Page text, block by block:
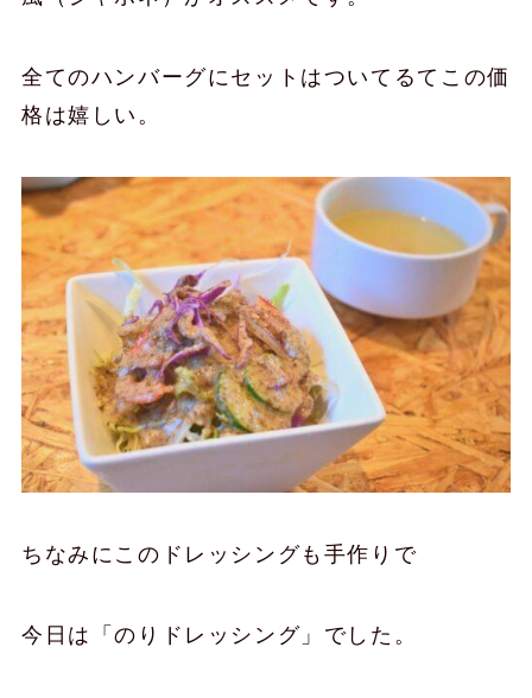
全てのハンバーグにセットはついてるてこの価
格は嬉しい。
ちなみにこのドレッシングも手作りで
今日は「のりドレッシング」でした。